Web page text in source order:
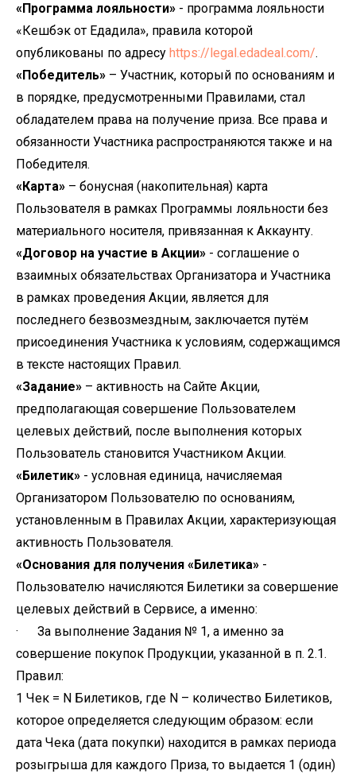
«Программа лояльности» - программа лояльности
«Кешбэк от Едадила», правила которой
опубликованы по адресу https://legal.edadeal.com/.
«Победитель» – Участник, который по основаниям и
в порядке, предусмотренными Правилами, стал
обладателем права на получение приза. Все права и
обязанности Участника распространяются также и на
Победителя.
«Карта» – бонусная (накопительная) карта
Пользователя в рамках Программы лояльности без
материального носителя, привязанная к Аккаунту.
«Договор на участие в Акции» - соглашение о
взаимных обязательствах Организатора и Участника
в рамках проведения Акции, является для
последнего безвозмездным, заключается путём
присоединения Участника к условиям, содержащимся
в тексте настоящих Правил.
«Задание» – активность на Сайте Акции,
предполагающая совершение Пользователем
целевых действий, после выполнения которых
Пользователь становится Участником Акции.
«Билетик» - условная единица, начисляемая
Организатором Пользователю по основаниям,
установленным в Правилах Акции, характеризующая
активность Пользователя.
«Основания для получения «Билетика» -
Пользователю начисляются Билетики за совершение
целевых действий в Сервисе, а именно:
· За выполнение Задания № 1, а именно за
совершение покупок Продукции, указанной в п. 2.1.
Правил:
1 Чек = N Билетиков, где N – количество Билетиков,
которое определяется следующим образом: если
дата Чека (дата покупки) находится в рамках периода
розыгрыша для каждого Приза, то выдается 1 (один)